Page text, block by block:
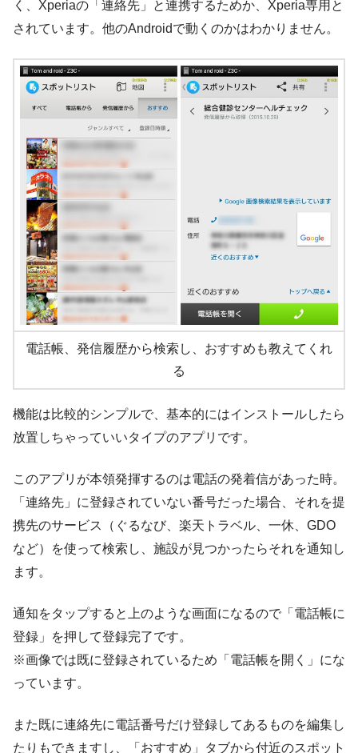
く、Xperiaの「連絡先」と連携するためか、Xperia専用と
されています。他のAndroidで動くのかはわかりません。
電話帳、発信履歴から検索し、おすすめも教えてくれ
る
機能は比較的シンプルで、基本的にはインストールしたら
放置しちゃっていいタイプのアプリです。
このアプリが本領発揮するのは電話の発着信があった時。
「連絡先」に登録されていない番号だった場合、それを提
携先のサービス（ぐるなび、楽天トラベル、一休、GDO
など）を使って検索し、施設が見つかったらそれを通知し
ます。
通知をタップすると上のような画面になるので「電話帳に
登録」を押して登録完了です。
※画像では既に登録されているため「電話帳を開く」にな
っています。
また既に連絡先に電話番号だけ登録してあるものを編集し
たりもできますし、「おすすめ」タブから付近のスポット